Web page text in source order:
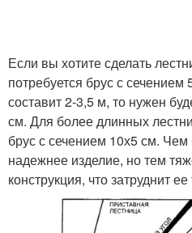
Если вы хотите сделать
потребуется брус с
составит 2-3,5 м, то нужен
см. Для более длинных
брус с сечением 10х5 см.
надежнее изделие, но тем
конструкция, что затруднит